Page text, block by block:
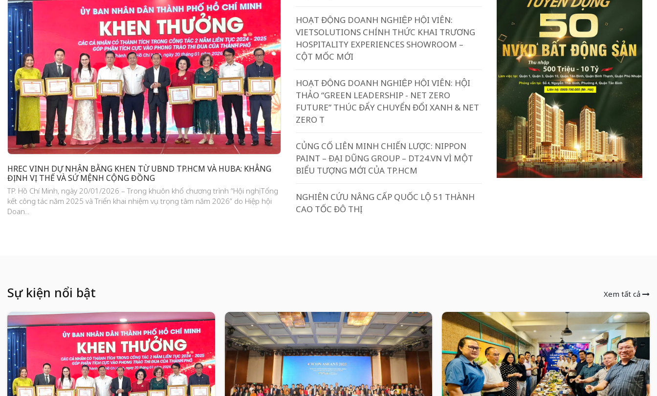
HREC VINH DỰ NHẬN BẰNG KHEN TỪ UBND TP.HCM VÀ HUBA: KHẲNG
ĐỊNH VỊ THẾ VÀ SỨ MỆNH CỘNG ĐỒNG
TP. Hồ Chí Minh, ngày 20/01/2026 – Trong khuôn khổ chương trình “Hội nghị Tổng
kết công tác năm 2025 và Triển khai nhiệm vụ trọng tâm năm 2026” do Hiệp hội
Doan...
HOẠT ĐỘNG DOANH NGHIỆP HỘI VIÊN:
VIETSOLUTIONS CHÍNH THỨC KHAI TRƯƠNG
HOSPITALITY EXPERIENCES SHOWROOM –
CỘT MỐC MỚI
HOẠT ĐỘNG DOANH NGHIỆP HỘI VIÊN: HỘI
THẢO “GREEN LEADERSHIP - NET ZERO
FUTURE” THÚC ĐẨY CHUYỂN ĐỔI XANH & NET
ZERO T
CỦNG CỐ LIÊN MINH CHIẾN LƯỢC: NIPPON
PAINT – ĐẠI DŨNG GROUP – DT24.VN VÌ MỘT
BIỂU TƯỢNG MỚI CỦA TP.HCM
NGHIÊN CỨU NÂNG CẤP QUỐC LỘ 51 THÀNH
CAO TỐC ĐÔ THỊ
Sự kiện nổi bật Xem tất cả